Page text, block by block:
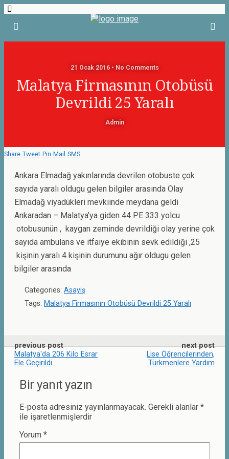
21 Ocak 2016 • No Comments
Malatya Firmasının Otobüsü
Devrildi 25 Yaralı
Admin
Share Tweet Pin Mail SMS
Ankara Elmadağ yakınlarında devrilen otobuste çok
sayıda yaralı oldugu gelen bilgiler arasında Olay
Elmadağ viyadükleri mevkiinde meydana geldi
Ankaradan – Malatya’ya giden 44 PE 333 yolcu
otobusunün , kaygan zeminde devrildiği olay yerine çok
sayıda ambulans ve itfaiye ekibinin sevk edildiği ,25
kişinin yaralı 4 kişinin durumunu ağır oldugu gelen
bilgiler arasında
Categories: Asayiş
Tags: Malatya Firmasının Otobüsü Devrildi 25 Yaralı
previous post
Malatya'da 206 Kilo Esrar
Ele Geçirildi
next post
Lise Öğrencilerinden,
Türkmenlere Yardım
Bir yanıt yazın
E-posta adresiniz yayınlanmayacak. Gerekli alanlar *
ile işaretlenmişlerdir
Yorum *